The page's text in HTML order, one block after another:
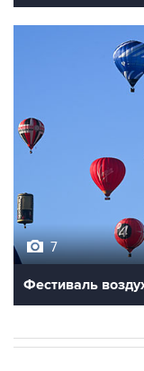
7
Фестиваль